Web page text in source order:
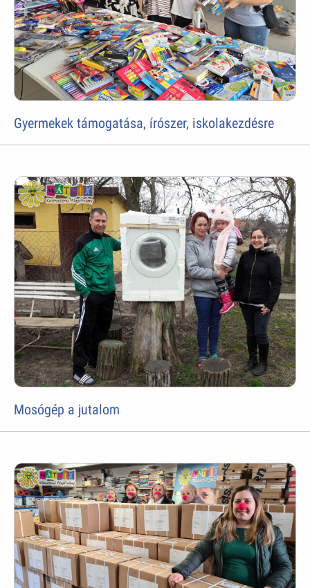
Gyermekek támogatása, írószer, iskolakezdésre
Mosógép a jutalom